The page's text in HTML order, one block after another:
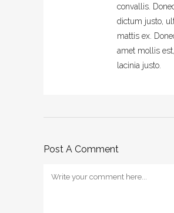
convallis.
dictum justo,
mattis ex.
amet mollis
lacinia justo.
Post A Comment